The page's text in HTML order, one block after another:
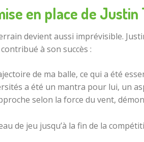
en place de Justin
devient aussi imprévisible.
contribué à son succès :
de ma balle, ce qui a été
a été un mantra pour lui, un
selon la force du vent,
de jeu jusqu’à la fin de la